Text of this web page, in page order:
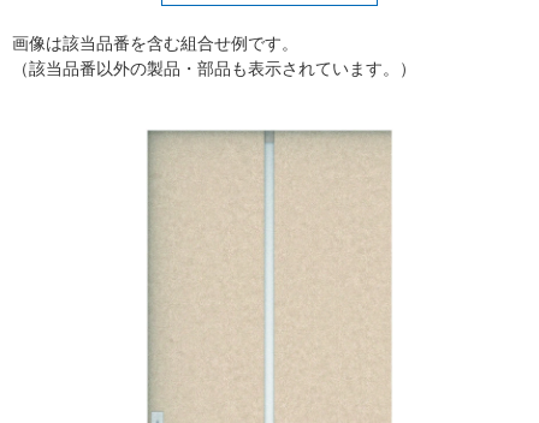
画像は該当品番を含む組合せ例です。
（該当品番以外の製品・部品も表示されています。）